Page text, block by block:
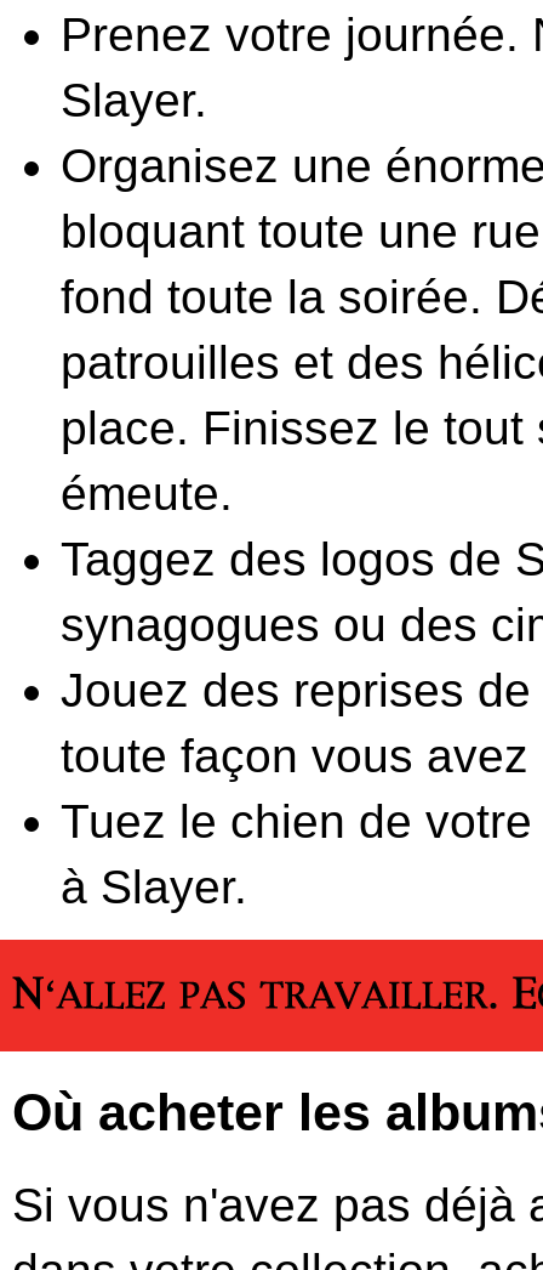
Prenez votre journée.
Slayer.
Organisez une
bloquant toute une
fond toute la soirée.
patrouilles et des
place. Finissez le
émeute.
Taggez des logos de
synagogues ou des
Jouez des reprises
toute façon vous
Tuez le chien de
à Slayer.
Où acheter les
Si vous n'avez pas déjà